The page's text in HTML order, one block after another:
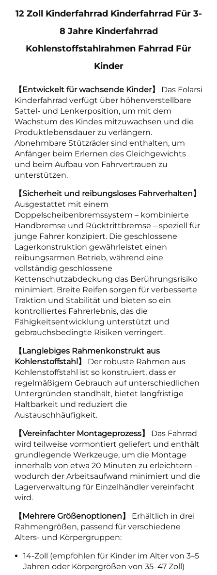
12 Zoll Kinderfahrrad Kinderfahrrad Für 3-
8 Jahre Kinderfahrrad
Kohlenstoffstahlrahmen Fahrrad Für
Kinder
【Entwickelt für wachsende Kinder】 Das Folarsi
Kinderfahrrad verfügt über höhenverstellbare
Sattel- und Lenkerposition, um mit dem
Wachstum des Kindes mitzuwachsen und die
Produktlebensdauer zu verlängern.
Abnehmbare Stützräder sind enthalten, um
Anfänger beim Erlernen des Gleichgewichts
und beim Aufbau von Fahrvertrauen zu
unterstützen.
【Sicherheit und reibungsloses Fahrverhalten】
Ausgestattet mit einem
Doppelscheibenbremssystem – kombinierte
Handbremse und Rücktrittbremse – speziell für
junge Fahrer konzipiert. Die geschlossene
Lagerkonstruktion gewährleistet einen
reibungsarmen Betrieb, während eine
vollständig geschlossene
Kettenschutzabdeckung das Berührungsrisiko
minimiert. Breite Reifen sorgen für verbesserte
Traktion und Stabilität und bieten so ein
kontrolliertes Fahrerlebnis, das die
Fähigkeitsentwicklung unterstützt und
gebrauchsbedingte Risiken verringert.
【Langlebiges Rahmenkonstrukt aus
Kohlenstoffstahl】 Der robuste Rahmen aus
Kohlenstoffstahl ist so konstruiert, dass er
regelmäßigem Gebrauch auf unterschiedlichen
Untergründen standhält, bietet langfristige
Haltbarkeit und reduziert die
Austauschhäufigkeit.
【Vereinfachter Montageprozess】 Das Fahrrad
wird teilweise vormontiert geliefert und enthält
grundlegende Werkzeuge, um die Montage
innerhalb von etwa 20 Minuten zu erleichtern –
wodurch der Arbeitsaufwand minimiert und die
Lagerverwaltung für Einzelhändler vereinfacht
wird.
【Mehrere Größenoptionen】 Erhältlich in drei
Rahmengrößen, passend für verschiedene
Alters- und Körpergruppen:
14-Zoll (empfohlen für Kinder im Alter von 3–5
Jahren oder Körpergrößen von 35–47 Zoll)